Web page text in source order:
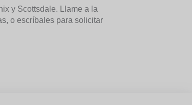
y Scottsdale. Llame a la
o escríbales para solicitar